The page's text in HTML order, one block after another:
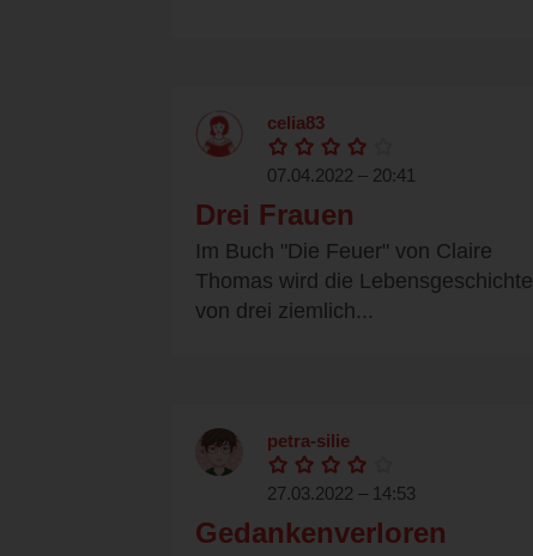
celia83
07.04.2022 – 20:41
Drei Frauen
Im Buch "Die Feuer" von Claire
Thomas wird die Lebensgeschichte
von drei ziemlich...
petra-silie
27.03.2022 – 14:53
Gedankenverloren